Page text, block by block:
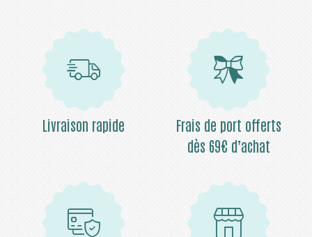
Livraison rapide
Frais de port offerts
dès 69€ d’achat